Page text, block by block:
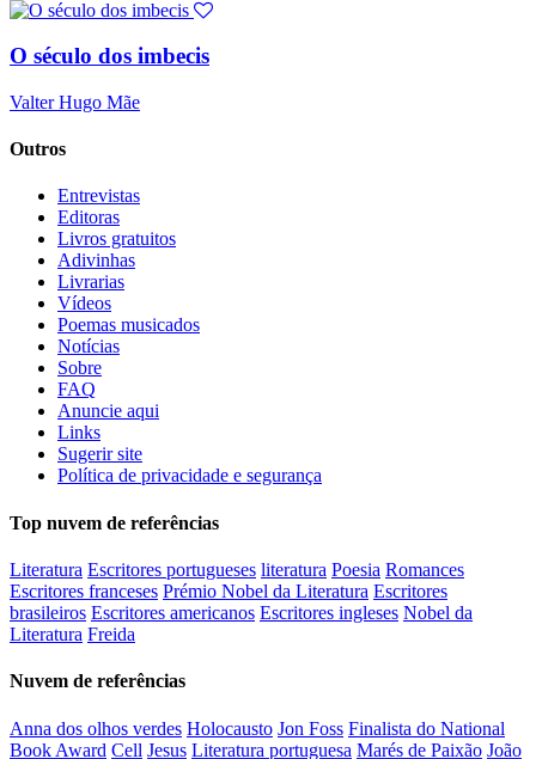
O século dos imbecis
Valter Hugo Mãe
Outros
Entrevistas
Editoras
Livros gratuitos
Adivinhas
Livrarias
Vídeos
Poemas musicados
Notícias
Sobre
FAQ
Anuncie aqui
Links
Sugerir site
Política de privacidade e segurança
Top nuvem de referências
Literatura Escritores portugueses literatura Poesia Romances
Escritores franceses Prémio Nobel da Literatura Escritores
brasileiros Escritores americanos Escritores ingleses Nobel da
Literatura Freida
Nuvem de referências
Anna dos olhos verdes Holocausto Jon Foss Finalista do National
Book Award Cell Jesus Literatura portuguesa Marés de Paixão João